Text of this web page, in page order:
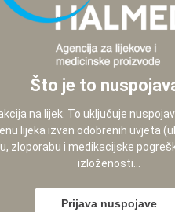
Što je to
na lijek. To uključuje
lijeka izvan odobrenih uvjeta
zloporabu i medikacijske
izloženosti...
Prijava nuspojave